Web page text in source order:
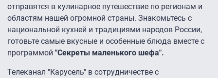
отправятся в кулинарное путешествие по регионам и
областям нашей огромной страны. Знакомьтесь с
национальной кухней и традициями народов России,
готовьте самые вкусные и особенные блюда вместе с
программой "Секреты маленького шефа".
Телеканал "Карусель" в сотрудничестве с